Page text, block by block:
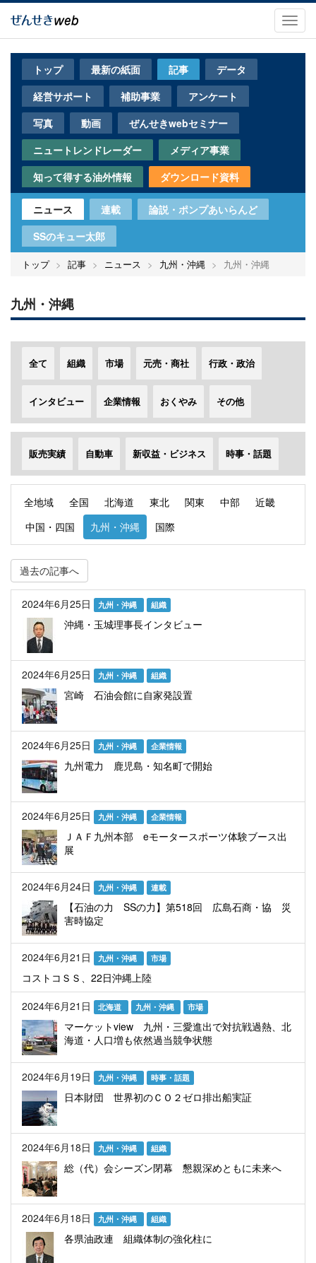
メ
トップ 最新の紙面 記事
データ
経営サポート
補助事業
アンケート
写真
動画
ぜんせきwebセミナー
ニュートレンドレーダー
メディア事業
知って得する油外情報
ダウンロード資料
ニュース 連載
論説・ポンプあいらんど
SSのキュー太郎
トップ 記事 ニュース 九州・沖縄 九州・沖縄
九州・沖縄
全て 組織 市場 元売・商社 行政・政治
インタビュー 企業情報 おくやみ その他
販売実績 自動車 新収益・ビジネス 時事・話題
全地域 全国 北海道 東北 関東 中部
近畿
中国・四国
九州・沖縄 国際
過去の記事へ
2024年6月25日 九州・沖縄 組織
沖縄・玉城理事長インタビュー
2024年6月25日 九州・沖縄 組織
宮崎 石油会館に自家発設置
2024年6月25日 九州・沖縄 企業情報
九州電力 鹿児島・知名町で開始
2024年6月25日 九州・沖縄 企業情報
ＪＡＦ九州本部 eモータースポーツ体験ブース出
展
2024年6月24日 九州・沖縄 連載
【石油の力 SSの力】第518回 広島石商・協 災
害時協定
2024年6月21日 九州・沖縄 市場
コストコＳＳ、22日沖縄上陸
2024年6月21日
北海道 九州・沖縄 市場
マーケットview 九州・三愛進出で対抗戦過熱、北
海道・人口増も依然過当競争状態
2024年6月19日 九州・沖縄 時事・話題
日本財団 世界初のＣＯ２ゼロ排出船実証
2024年6月18日 九州・沖縄 組織
総（代）会シーズン閉幕 懇親深めともに未来へ
2024年6月18日 九州・沖縄 組織
各県油政連 組織体制の強化柱に